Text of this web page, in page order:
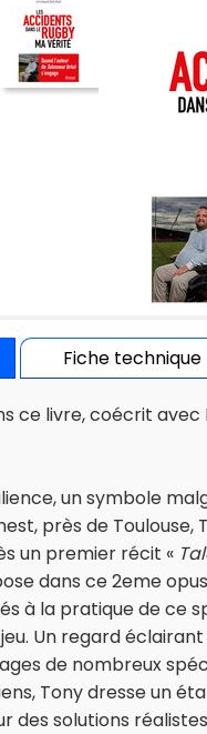
Fiche technique
ce livre, coécrit
un symbole
près de
un premier récit «
dans ce 2eme
à la pratique de ce
Un regard
de nombreux
Tony dresse un
des solutions